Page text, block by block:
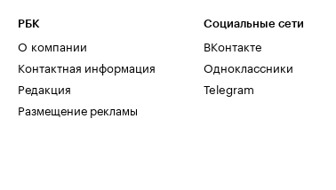
РБК
О компании
Контактная информация
Редакция
Размещение рекламы
Социальные сети
ВКонтакте
Одноклассники
Telegram